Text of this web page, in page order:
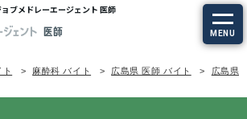
ョブメドレーエージェント 医師
MENU
ト 麻酔科 バイト 広島県 医師 バイト 広島県/